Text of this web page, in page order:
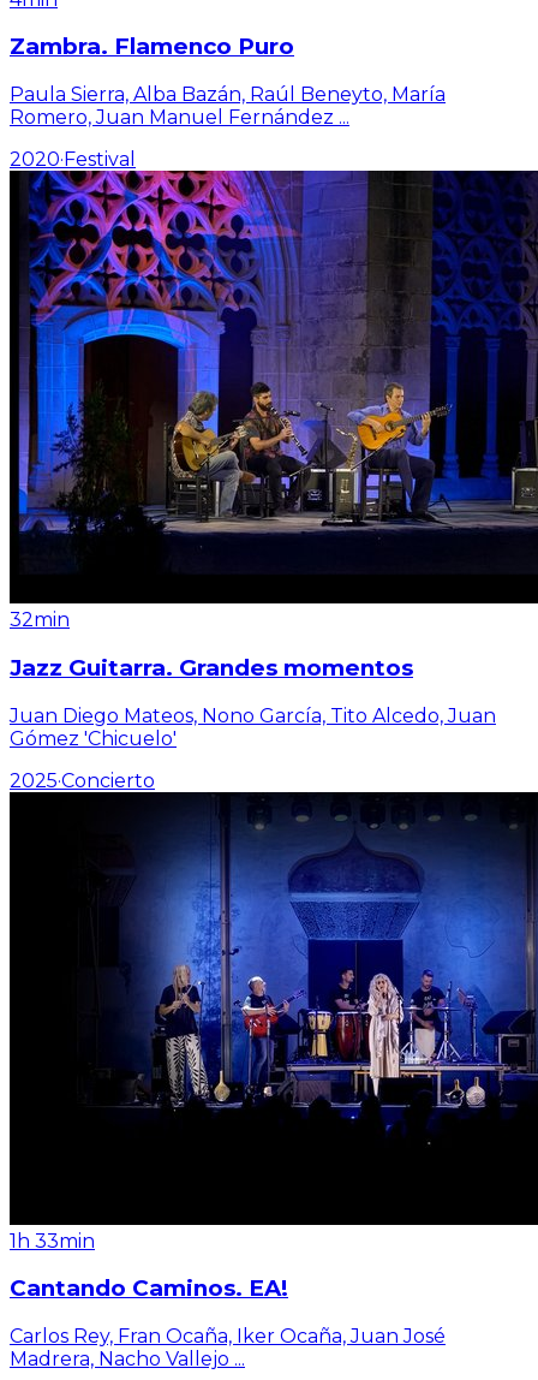
Zambra. Flamenco Puro
Paula Sierra, Alba Bazán, Raúl Beneyto, María
Romero, Juan Manuel Fernández ...
2020·Festival
32min
Jazz Guitarra. Grandes momentos
Juan Diego Mateos, Nono García, Tito Alcedo, Juan
Gómez 'Chicuelo'
2025·Concierto
1h 33min
Cantando Caminos. EA!
Carlos Rey, Fran Ocaña, Iker Ocaña, Juan José
Madrera, Nacho Vallejo ...